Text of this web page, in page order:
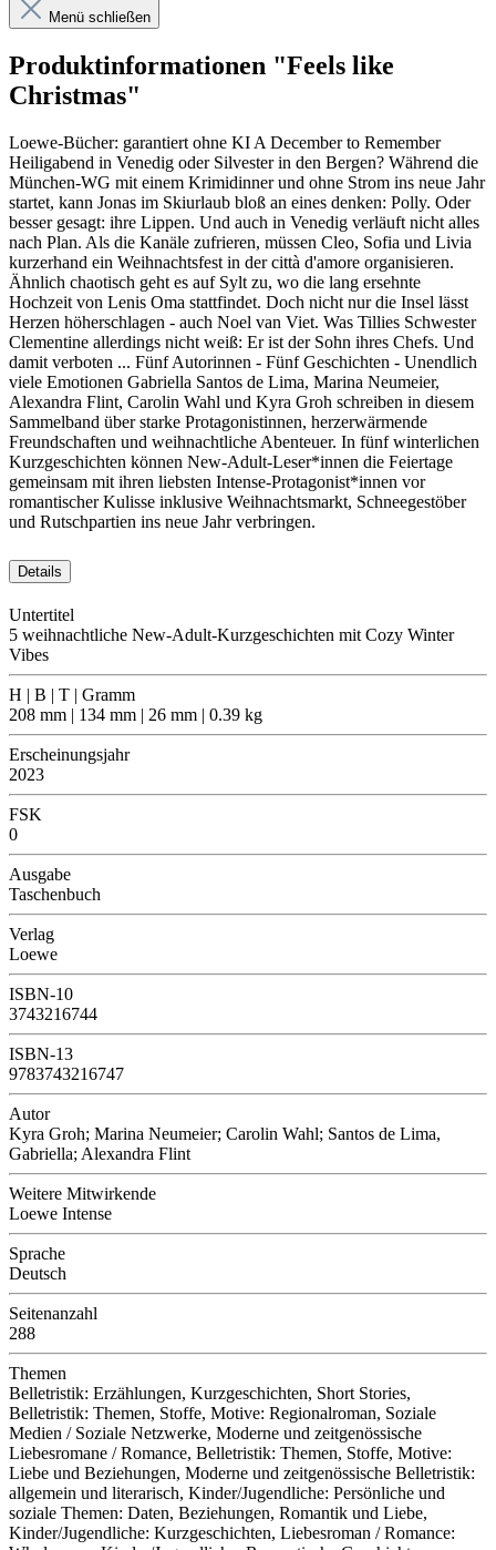
Menü schließen
Produktinformationen "Feels like
Christmas"
Loewe-Bücher: garantiert ohne KI A December to Remember
Heiligabend in Venedig oder Silvester in den Bergen? Während die
München-WG mit einem Krimidinner und ohne Strom ins neue Jahr
startet, kann Jonas im Skiurlaub bloß an eines denken: Polly. Oder
besser gesagt: ihre Lippen. Und auch in Venedig verläuft nicht alles
nach Plan. Als die Kanäle zufrieren, müssen Cleo, Sofia und Livia
kurzerhand ein Weihnachtsfest in der città d'amore organisieren.
Ähnlich chaotisch geht es auf Sylt zu, wo die lang ersehnte
Hochzeit von Lenis Oma stattfindet. Doch nicht nur die Insel lässt
Herzen höherschlagen - auch Noel van Viet. Was Tillies Schwester
Clementine allerdings nicht weiß: Er ist der Sohn ihres Chefs. Und
damit verboten ... Fünf Autorinnen - Fünf Geschichten - Unendlich
viele Emotionen Gabriella Santos de Lima, Marina Neumeier,
Alexandra Flint, Carolin Wahl und Kyra Groh schreiben in diesem
Sammelband über starke Protagonistinnen, herzerwärmende
Freundschaften und weihnachtliche Abenteuer. In fünf winterlichen
Kurzgeschichten können New-Adult-Leser*innen die Feiertage
gemeinsam mit ihren liebsten Intense-Protagonist*innen vor
romantischer Kulisse inklusive Weihnachtsmarkt, Schneegestöber
und Rutschpartien ins neue Jahr verbringen.
Details
Untertitel
5 weihnachtliche New-Adult-Kurzgeschichten mit Cozy Winter
Vibes
H | B | T | Gramm
208 mm | 134 mm | 26 mm | 0.39 kg
Erscheinungsjahr
2023
FSK
0
Ausgabe
Taschenbuch
Verlag
Loewe
ISBN-10
3743216744
ISBN-13
9783743216747
Autor
Kyra Groh; Marina Neumeier; Carolin Wahl; Santos de Lima,
Gabriella; Alexandra Flint
Weitere Mitwirkende
Loewe Intense
Sprache
Deutsch
Seitenanzahl
288
Themen
Belletristik: Erzählungen, Kurzgeschichten, Short Stories,
Belletristik: Themen, Stoffe, Motive: Regionalroman, Soziale
Medien / Soziale Netzwerke, Moderne und zeitgenössische
Liebesromane / Romance, Belletristik: Themen, Stoffe, Motive:
Liebe und Beziehungen, Moderne und zeitgenössische Belletristik:
allgemein und literarisch, Kinder/Jugendliche: Persönliche und
soziale Themen: Daten, Beziehungen, Romantik und Liebe,
Kinder/Jugendliche: Kurzgeschichten, Liebesroman / Romance: